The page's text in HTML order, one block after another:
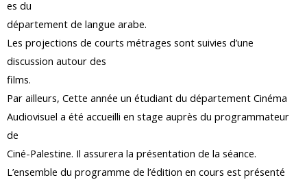
es du
département de langue arabe.
Les projections de courts métrages sont suivies d’une
discussion autour des
films.
Par ailleurs, Cette année un étudiant du département Cinéma
Audiovisuel a été accueilli en stage auprès du programmateur
de
Ciné-Palestine. Il assurera la présentation de la séance.
L’ensemble du programme de l’édition en cours est présenté